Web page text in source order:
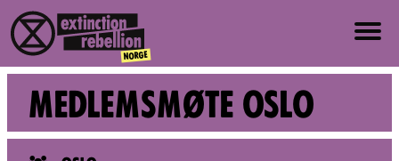
OM OSS
OM XR NORGE
MEDLEMSMØTE OSLO